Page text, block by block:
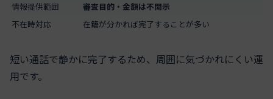
情報提供範囲
審査目的・金額は不開示
不在時対応
在籍が分かれば完了することが多い
短い通話で静かに完了するため、周囲に気づかれにくい運
用です。